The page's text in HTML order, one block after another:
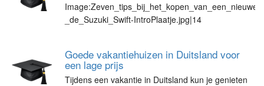
_de_Suzuki_Swift-IntroPlaatje.jpg|14
Goede vakantiehuizen in Duitsland voor
een lage prijs
Tijdens een vakantie in Duitsland kun je genieten